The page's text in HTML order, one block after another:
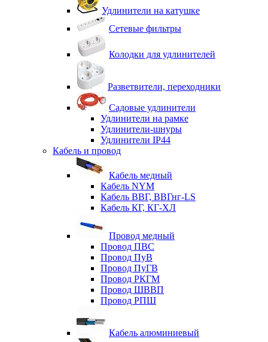
Удлинители на катушке
Сетевые фильтры
Колодки для удлинителей
Разветвители, переходники
Садовые удлинители
Удлинители на рамке
Удлинители-шнуры
Удлинители IP44
Кабель и провод
Кабель медный
Кабель NYM
Кабель ВВГ, ВВГнг-LS
Кабель КГ, КГ-ХЛ
Провод медный
Провод ПВС
Провод ПуВ
Провод ПуГВ
Провод РКГМ
Провод ШВВП
Провод РПШ
Кабель алюминиевый